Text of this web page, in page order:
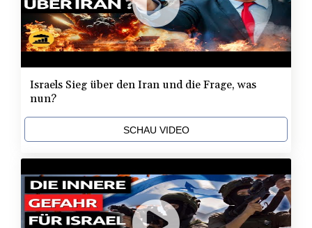
Israels Sieg über den Iran und die Frage, was
nun?
SCHAU VIDEO